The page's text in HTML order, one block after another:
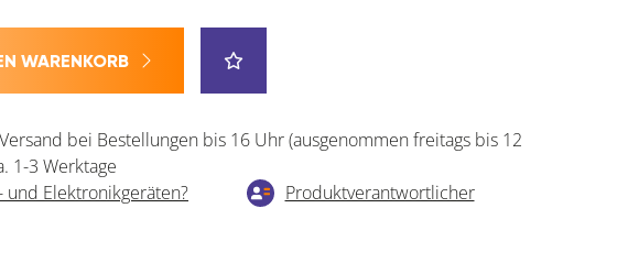
WARENKORB
bei Bestellungen bis 16 Uhr (ausgenommen freitags bis 12
1-3 Werktage
und Elektronikgeräten?
Produktverantwortlicher